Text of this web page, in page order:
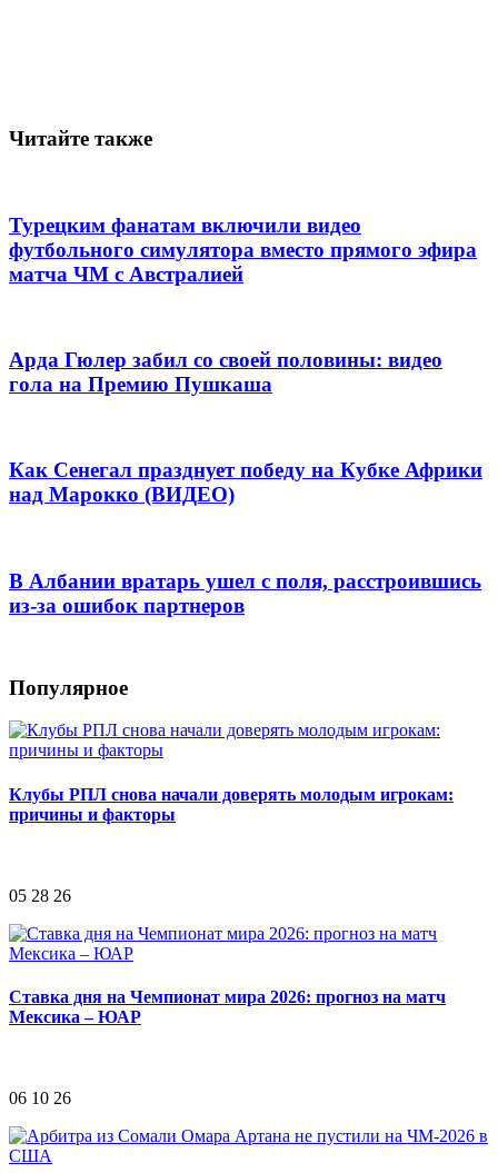
Читайте также
Турецким фанатам включили видео
футбольного симулятора вместо прямого эфира
матча ЧМ с Австралией
Арда Гюлер забил со своей половины: видео
гола на Премию Пушкаша
Как Сенегал празднует победу на Кубке Африки
над Марокко (ВИДЕО)
В Албании вратарь ушел с поля, расстроившись
из-за ошибок партнеров
Популярное
Клубы РПЛ снова начали доверять молодым игрокам:
причины и факторы
05 28 26
Ставка дня на Чемпионат мира 2026: прогноз на матч
Мексика – ЮАР
06 10 26